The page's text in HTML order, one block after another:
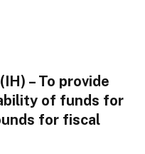
– To provide
of funds for
for fiscal